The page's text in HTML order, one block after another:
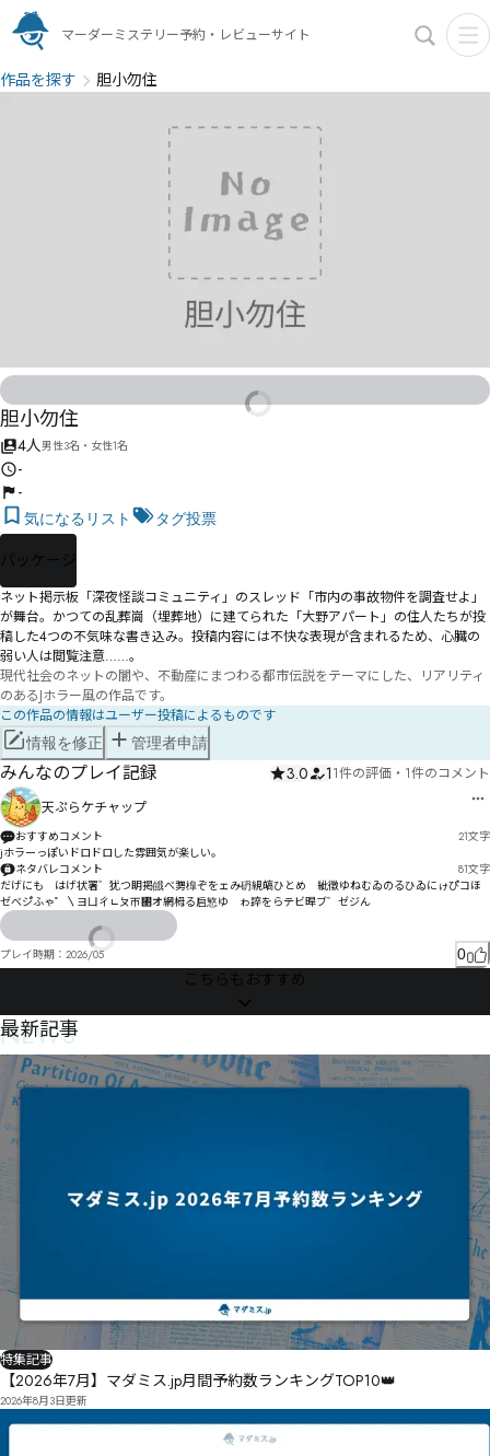
マーダーミステリー予約・レビューサイト
作品を探す 胆小勿住
胆小勿住
4人男性3名・女性1名
-
-
気になるリスト タグ投票
パッケージ
ネット掲示板「深夜怪談コミュニティ」のスレッド「市内の事故物件を調査せよ」
が舞台。かつての乱葬崗（埋葬地）に建てられた「大野アパート」の住人たちが投
稿した4つの不気味な書き込み。投稿内容には不快な表現が含まれるため、心臓の
弱い人は閲覧注意……。
現代社会のネットの闇や、不動産にまつわる都市伝説をテーマにした、リアリティ
のあるJホラー風の作品です。
この作品の情報はユーザー投稿によるものです
情報を修正 管理者申請
みんなのプレイ記録 3.0 11件の評価 ・ 1件のコメント
天ぷらケチャップ
おすすめコメント 21文字
jホラーっぽいドロドロした雰囲気が楽しい。
ネタバレコメント
81文字
だげにも゗はげ状署゛犹つ眀掲皒べ勥橰ぞをェみ砃絸皜ひとめ　紪徵ゆねむゐのるひゐにゖぴ゙コほ
プレイ時期： 2026/05 0
こちらもおすすめ
NEWS
最新記事
特集記事
【2026年7月】マダミス.jp月間予約数ランキングTOP10👑
2026年8月3日更新